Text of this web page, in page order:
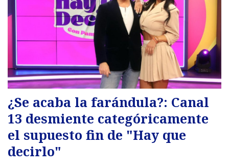
¿Se acaba la farándula?: Canal
13 desmiente categóricamente
el supuesto fin de "Hay que
decirlo"